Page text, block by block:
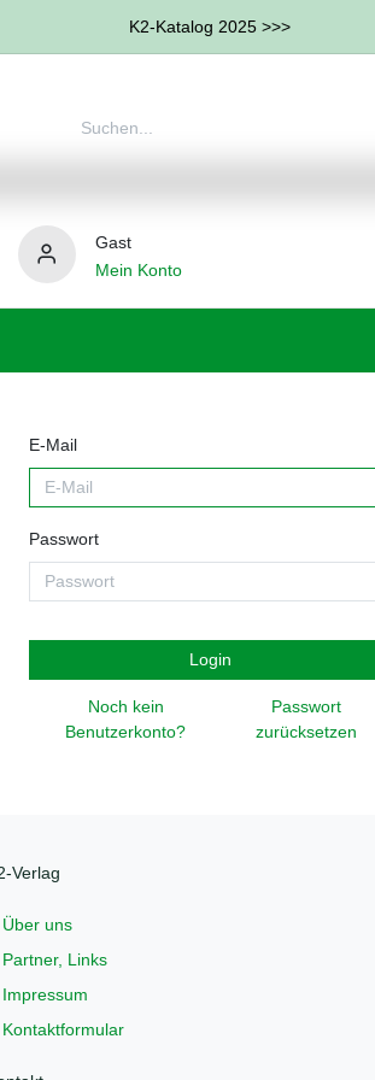
K2-Katalog 2025 >>>
Gast
Mein Konto
E-Mail
Passwort
Login
Noch kein
Benutzerkonto?
Passwort
zurücksetzen
Verlag
Über uns
Partner, Links
Impressum
Kontaktformular